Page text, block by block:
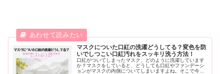
マスクについた口紅の洗濯どうしてる？変色を防
いでしつこい口紅汚れをスッキリ洗う方法！
口紅がついてしまったマスク、どのように洗濯しています
か？マスクをしていると、どうしても口紅やファンデーシ
ョンがマスクの内側についてしまいますよね。そこで今回